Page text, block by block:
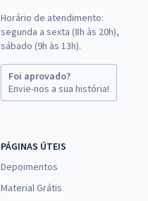
Horário de atendimento:
segunda a sexta (8h às 20h),
sábado (9h às 13h).
Foi aprovado?
Envie-nos a sua história!
PÁGINAS ÚTEIS
Depoimentos
Material Grátis